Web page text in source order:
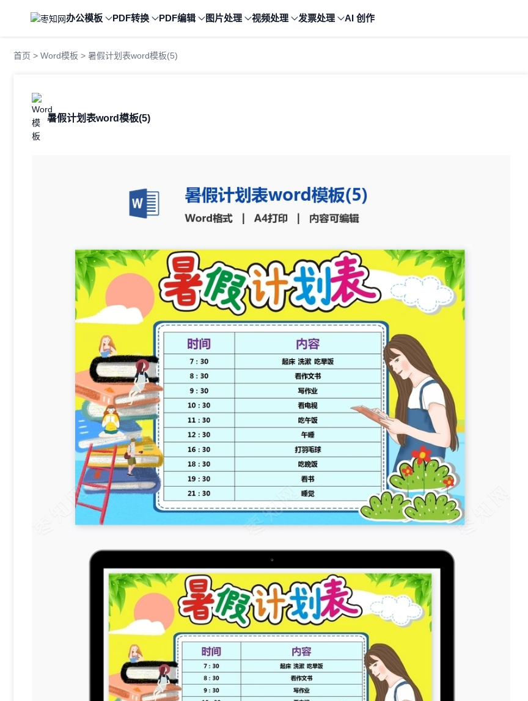
办公模板 PDF转换 PDF编辑 图片处理 视频处理 发票处理 AI 创作
首页 > Word模板 > 暑假计划表word模板(5)
暑假计划表word模板(5)